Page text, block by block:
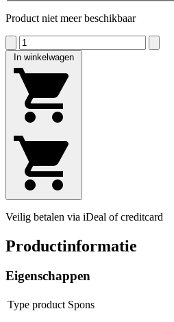
Product niet meer beschikbaar
In winkelwagen
Veilig betalen via iDeal of creditcard
Productinformatie
Eigenschappen
Type product Spons